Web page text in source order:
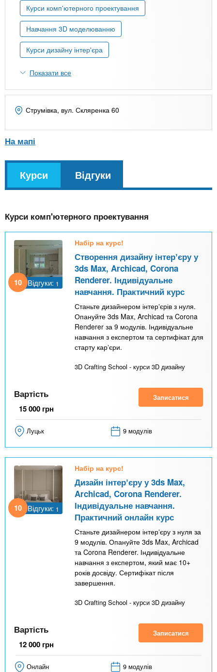
n
.
n
f
o
а
в
Онлайн курси
За кордоном
Курси комп'ютерного проектування
Навчання 3D моделюванню
Курси дизайну інтер'єра
Показати все
Струмівка, вул. Скляренка 60
На мапі
l
Курси
(
а
т
и
в
н
а
в
)
Відгуки
Курси комп'ютерного проектування
10 Відгуки: 1
Набір на курс!
Створення дизайну інтерʼєру у
3ds Max, Archicad, Corona
Renderer. Індивідуальне
навчання. Практичний курс
Станьте дизайнером інтерʼєрів з нуля.
Опануйте 3ds Max, Archicad та Corona
Renderer за 9 модулів. Індивідуальне
навчання з експертом та сертифікат для
старту карʼєри.
3D Crafting School - курси 3D дизайну
Вартість
15 000 грн
Записатися
Луцьк 9 модулів
10 Відгуки: 1
Набір на курс!
Дизайн інтерʼєру у 3ds Max,
Archicad, Corona Renderer.
Індивідуальне навчання.
Практичний онлайн курс
Станьте дизайнером інтерʼєру з нуля за
9 модулів. Опануйте 3ds Max, Archicad
та Corona Renderer. Індивідуальне
навчання з експертом, який має 10+
років досвіду. Сертифікат після
завершення.
3D Crafting School - курси 3D дизайну
Вартість
12 000 грн
Записатися
Онлайн 9 модулів